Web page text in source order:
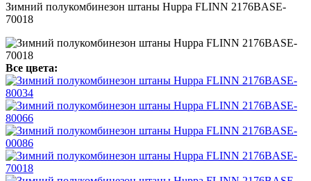
Зимний полукомбинезон штаны Huppa FLINN 2176BASE-
70018
Все цвета: